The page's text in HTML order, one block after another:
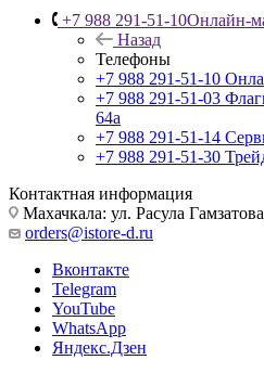
+7 988 291-51-10Онлайн-
Назад
Телефоны
+7 988 291-51-10
+7 988 291-51-03
64а
+7 988 291-51-14
+7 988 291-51-30
Контактная информация
Махачкала: ул. Расула
orders@istore-d.ru
Вконтакте
Telegram
YouTube
WhatsApp
Яндекс.Дзен